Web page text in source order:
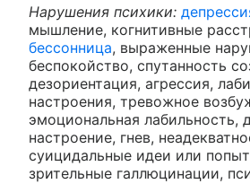
Нарушения психики:
мышление, когнитивные
бессонница, выраженные
беспокойство, спутанность
дезориентация, агрессия,
настроения, тревожное
эмоциональная лабильность,
настроение, гнев,
суицидальные идеи или
зрительные галлюцинации,